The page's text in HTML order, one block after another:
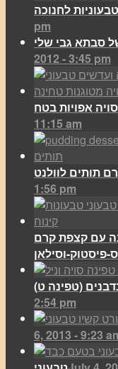
לחנוכה
pm
2012 - 3:45 pm
11:15 am
1:56 pm
עם קצפת קרם
2:54 pm
6, 2013 - 9:23